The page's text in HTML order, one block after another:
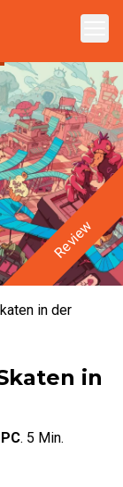
Review
in der
in
PC. 5 Min.